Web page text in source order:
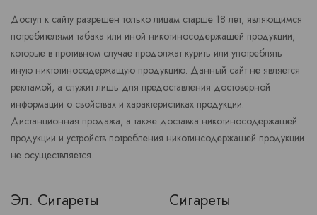
Доступ к сайту разрешен только лицам старше 18 лет, являющимся
потребителями табака или иной никотиносодержащей продукции,
которые в противном случае продолжат курить или употреблять
иную никтотиносодержащую продукцию. Данный сайт не является
рекламой, а служит лишь для предоставления достоверной
информации о свойствах и характеристиках продукции.
Дистанционная продажа, а также доставка никотиносодержащей
продукции и устройств потребления никотинсодержащей продукции
не осуществляется.
Эл. Сигареты Сигареты